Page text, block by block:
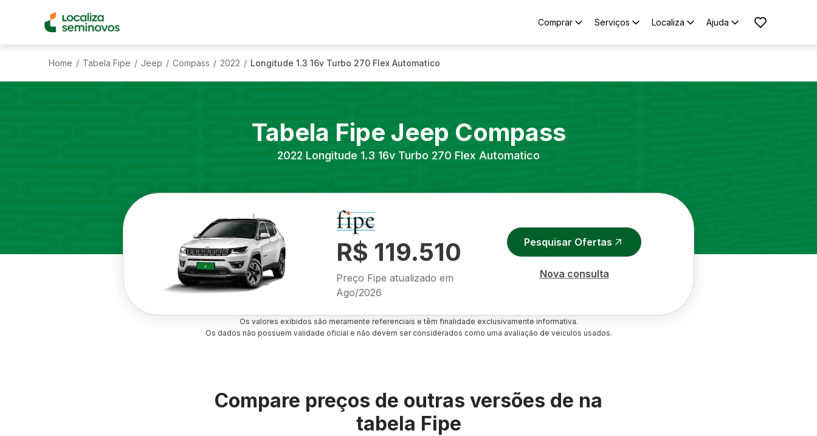
Comprar Serviços Localiza Ajuda
Home / Tabela Fipe / Jeep / Compass / 2022 / Longitude 1.3 16v Turbo 270 Flex Automatico
Tabela Fipe Jeep Compass
2022 Longitude 1.3 16v Turbo 270 Flex Automatico
R$ 119.510
Preço Fipe atualizado em
Ago/2026
Pesquisar Ofertas
Nova consulta
Os valores exibidos são meramente referenciais e têm finalidade exclusivamente informativa.
Os dados não possuem validade oficial e não devem ser considerados como uma avaliação de veículos usados.
Compare preços de outras versões de na
tabela Fipe